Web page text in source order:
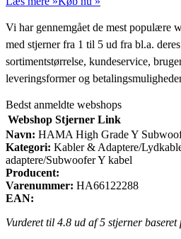
Vi har gennemgået de mest populære
med stjerner fra 1 til 5 ud fra bl.a.
sortimentstørrelse, kundeservice,
leveringsformer og
Bedst anmeldte webshops
Webshop Stjerner Link
Navn: HAMA High Grade Y
Kategori: Kabler & Adaptere/
adaptere/Subwoofer Y kabel
Producent:
Varenummer: HA66122288
EAN:
Vurderet til 4.8 ud af 5 stjerner baseret